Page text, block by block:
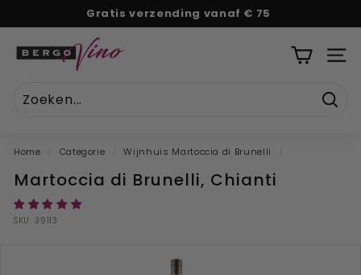
tekst
Pauze
Gratis verzending vanaf € 75
B
e
g
V
i
n
o
Home Categorie Wijnhuis Martoccia di Brunelli
Martoccia di Brunelli, Chianti
SKU:39113